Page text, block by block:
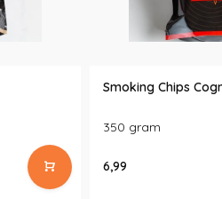
Smoking Chips
350 gram
6,99